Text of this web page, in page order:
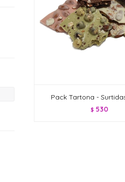
Pack Tartona -
$ 530